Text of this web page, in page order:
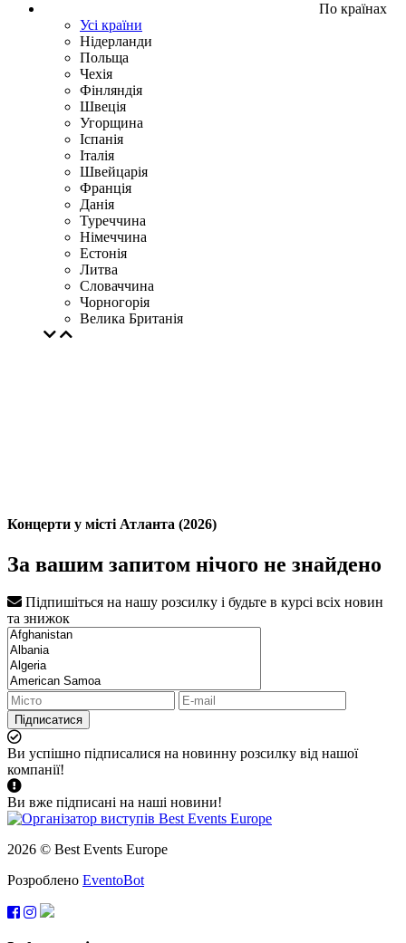
По країнах
Усі країни
Нідерланди
Польща
Чехія
Фінляндія
Швеція
Угорщина
Іспанія
Італія
Швейцарія
Франція
Данія
Туреччина
Німеччина
Естонія
Литва
Словаччина
Чорногорія
Велика Британія
Концерти у місті Атланта (2026)
За вашим запитом нічого не знайдено
Підпишіться на нашу розсилку і будьте в курсі всіх новин
та знижок
Підписатися
Ви успішно підписалися на новинну розсилку від нашої
компанії!
Ви вже підписані на наші новини!
2026 © Best Events Europe
Розроблено EventoBot